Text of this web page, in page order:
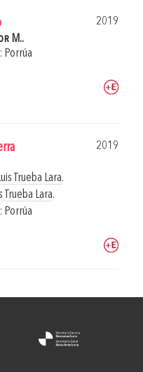
2019
M..
Porrúa
2019
Trueba Lara.
Trueba Lara.
Porrúa